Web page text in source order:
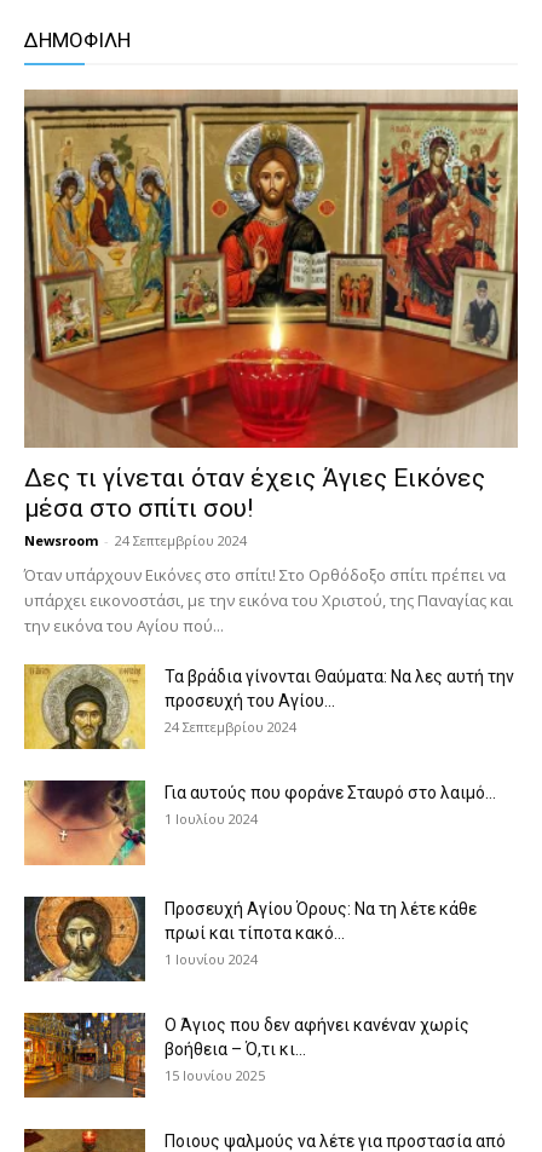
ΔΗΜΟΦΙΛΗ
Δες τι γίνεται όταν έχεις Άγιες Εικόνες
μέσα στο σπίτι σου!
Newsroom - 24 Σεπτεμβρίου 2024
Όταν υπάρχουν Εικόνες στο σπίτι! Στο Ορθόδοξο σπίτι πρέπει να
υπάρχει εικονοστάσι, με την εικόνα του Χριστού, της Παν­αγίας και
την εικόνα του Αγίου πού...
Τα βράδια γίνονται Θαύματα: Να λες αυτή την
προσευχή του Αγίου...
24 Σεπτεμβρίου 2024
Για αυτούς που φοράνε Σταυρό στο λαιμό…
1 Ιουλίου 2024
Προσευχή Αγίου Όρους: Να τη λέτε κάθε
πρωί και τίποτα κακό...
1 Ιουνίου 2024
Ο Άγιος που δεν αφήνει κανέναν χωρίς
βοήθεια – Ό,τι κι...
15 Ιουνίου 2025
Ποιους ψαλμούς να λέτε για προστασία από